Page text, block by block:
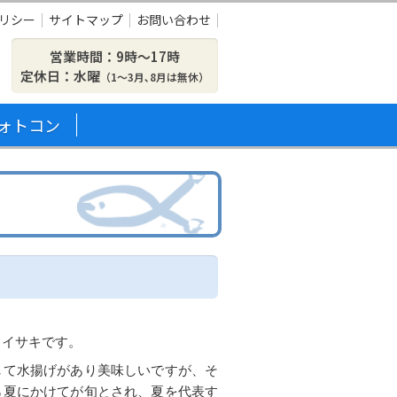
シー サイトマップ お問い合わせ
営業時間：9時〜17時
定休日：水曜 （1～3月､8月は無休）
トコン
サキです。
水揚げがあり美味しいですが、そ
にかけてが旬とされ、夏を代表す